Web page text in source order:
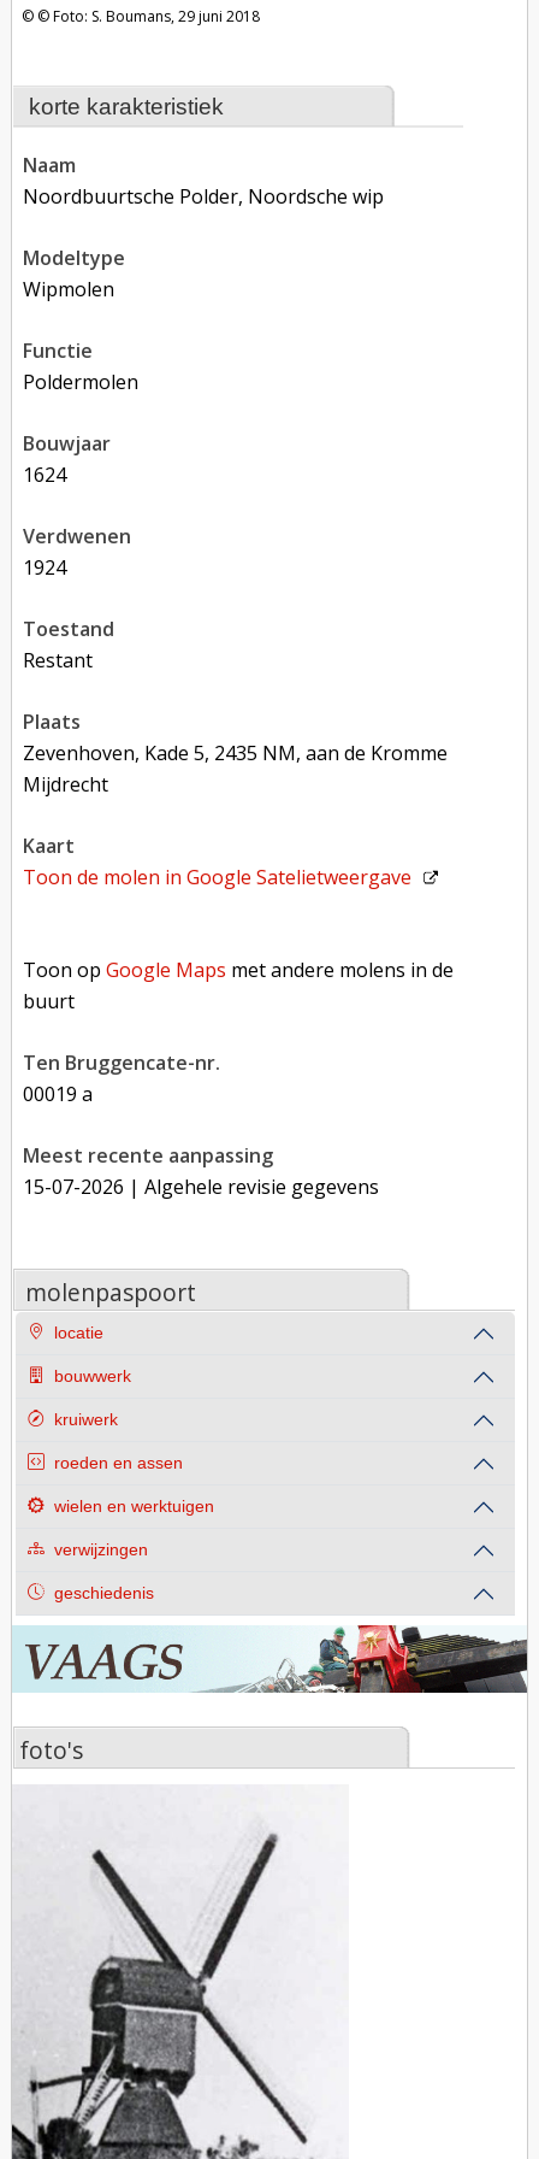
korte karakteristiek
naam
Noordbuurtsche Polder, Noordsche wip
modeltype
Wipmolen
functie
poldermolen
bouwjaar
1624
verdwenen
1924
toestand
restant
plaats
Zevenhoven, Kade 5, 2435 NM, aan de Kromme
Mijdrecht
kaart
Toon de molen inGoogle Satelietweergave
Toon opGoogle Maps met andere molens in de
buurt
Ten Bruggencate-nr.
00019 a
Meest recente aanpassing
15-07-2026 | Algehele revisie gegevens
Foto: S. Boumans, 29 juni 2018
molenpaspoort
locatie
bouwwerk
kruiwerk
roeden en assen
wielen en werktuigen
verwijzingen
geschiedenis
foto's